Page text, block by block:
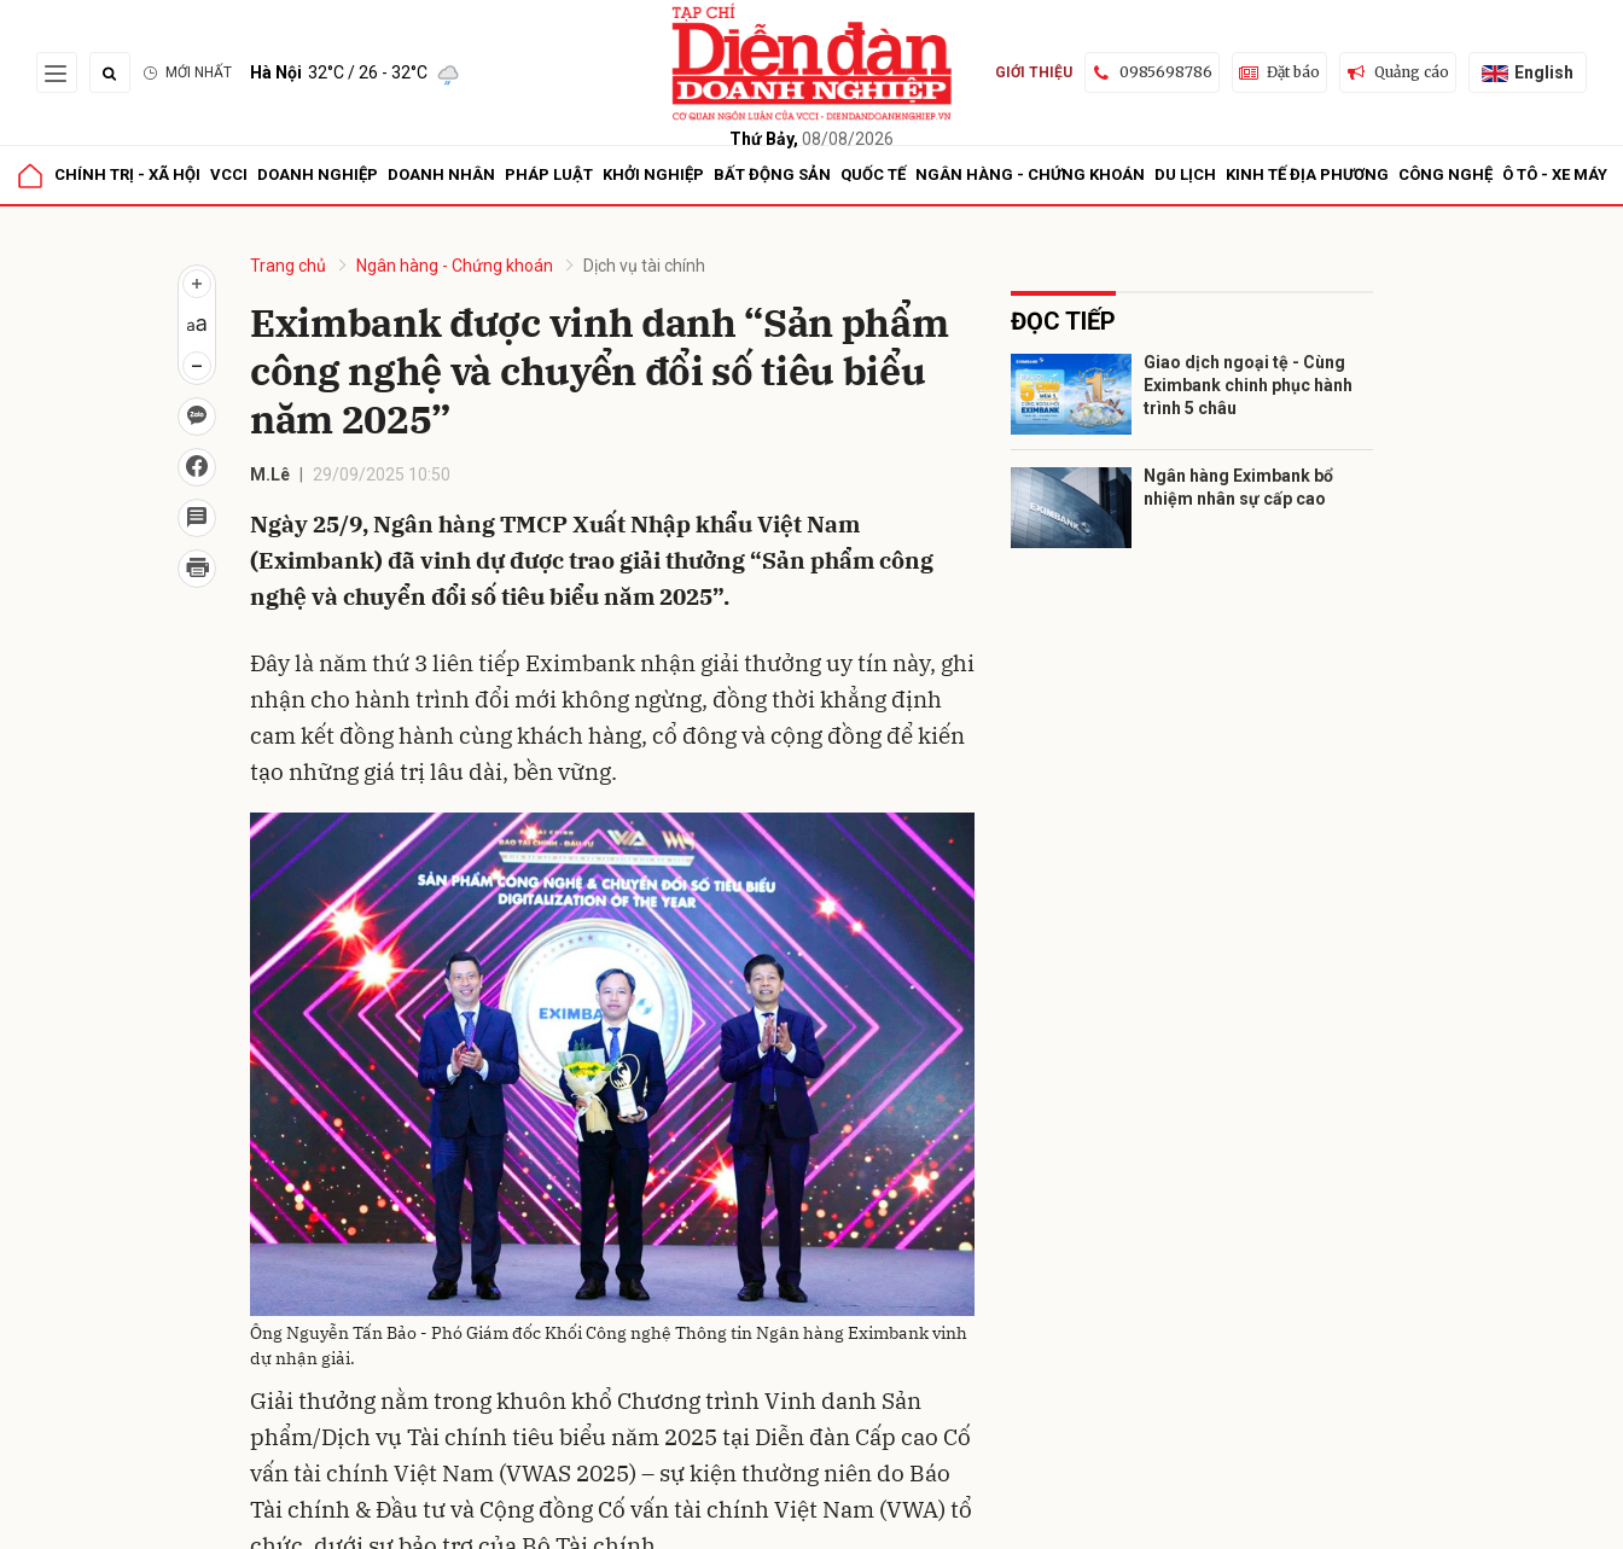
MỚI NHẤT Hà Nội 32°C/ 26 - 32°C
Thứ Bảy, 08/08/2026
GIỚI THIỆU 0985698786 Đặt báo Quảng cáo English
CHÍNH TRỊ - XÃ HỘI VCCI DOANH NGHIỆP DOANH NHÂN PHÁP LUẬT KHỞI NGHIỆP BẤT ĐỘNG SẢN QUỐC TẾ NGÂN HÀNG - CHỨNG KHOÁN DU LỊCH KINH TẾ ĐỊA PHƯƠNG CÔNG NGHỆ Ô TÔ - XE MÁY
Trang chủ Ngân hàng - Chứng khoán Dịch vụ tài chính
Eximbank được vinh danh “Sản phẩm
công nghệ và chuyển đổi số tiêu biểu
năm 2025”
M.Lê 29/09/2025 10:50
Ngày 25/9, Ngân hàng TMCP Xuất Nhập khẩu Việt Nam
(Eximbank) đã vinh dự được trao giải thưởng “Sản phẩm công
nghệ và chuyển đổi số tiêu biểu năm 2025”.
Đây là năm thứ 3 liên tiếp Eximbank nhận giải thưởng uy tín này, ghi
nhận cho hành trình đổi mới không ngừng, đồng thời khẳng định
cam kết đồng hành cùng khách hàng, cổ đông và cộng đồng để kiến
tạo những giá trị lâu dài, bền vững.
Ông Nguyễn Tấn Bảo - Phó Giám đốc Khối Công nghệ Thông tin Ngân hàng Eximbank vinh
dự nhận giải.
Giải thưởng nằm trong khuôn khổ Chương trình Vinh danh Sản
phẩm/Dịch vụ Tài chính tiêu biểu năm 2025 tại Diễn đàn Cấp cao Cố
vấn tài chính Việt Nam (VWAS 2025) – sự kiện thường niên do Báo
Tài chính & Đầu tư và Cộng đồng Cố vấn tài chính Việt Nam (VWA) tổ
ĐỌC TIẾP
Giao dịch ngoại tệ - Cùng
Eximbank chinh phục hành
trình 5 châu
Ngân hàng Eximbank bổ
nhiệm nhân sự cấp cao
Gửi